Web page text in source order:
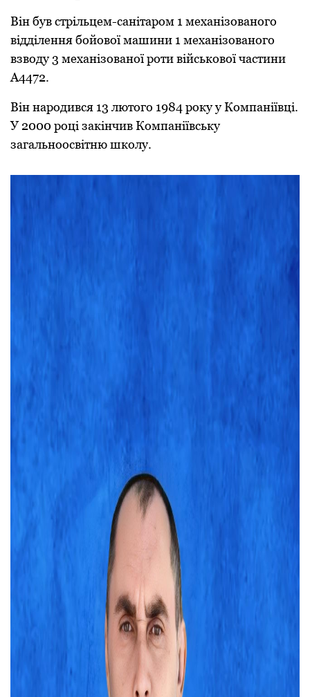
Він був стрільцем-санітаром 1 механізованого
відділення бойової машини 1 механізованого
взводу 3 механізованої роти військової частини
А4472.
Він народився 13 лютого 1984 року у Компаніївці.
У 2000 році закінчив Компаніївську
загальноосвітню школу.